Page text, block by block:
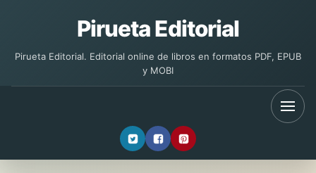
Pirueta Editorial
Pirueta Editorial. Editorial online de libros en formatos PDF, EPUB
y MOBI